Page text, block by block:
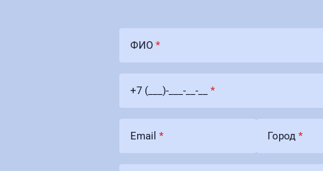
ФИО *
+7 (___)-___-__-__ *
Email * Город *